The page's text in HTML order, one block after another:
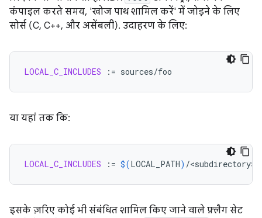
कंपाइल करते समय, 'खोज पाथ शामिल करें' में जोड़ने के लिए
सोर्स (C, C++, और असेंबली). उदाहरण के लिए:
LOCAL_C_INCLUDES :=
या यहां तक कि:
LOCAL_C_INCLUDES := $(LOCAL_PATH)
इसके ज़रिए कोई भी संबंधित शामिल किए जाने वाले फ़्लैग सेट